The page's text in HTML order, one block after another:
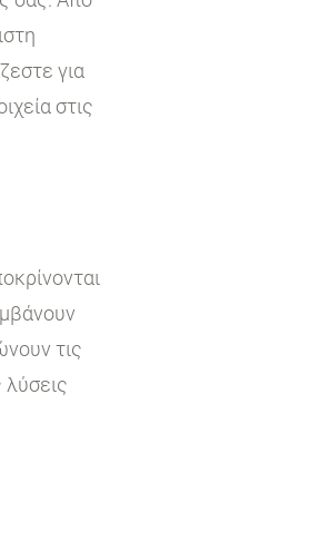
για
στις
τις